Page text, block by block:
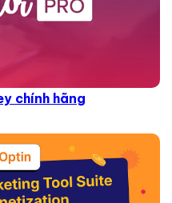
chính hãng